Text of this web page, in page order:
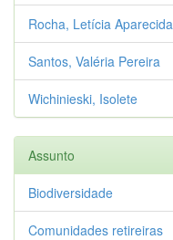
Rocha, Letícia Aparecida
Santos, Valéria Pereira
Wichinieski, Isolete
Assunto
Biodiversidade
Comunidades retireiras